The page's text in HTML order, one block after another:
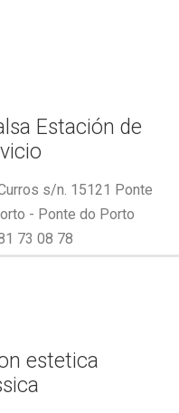
Estación de
s/n. 15121 Ponte
- Ponte do Porto
73 08 78
estetica